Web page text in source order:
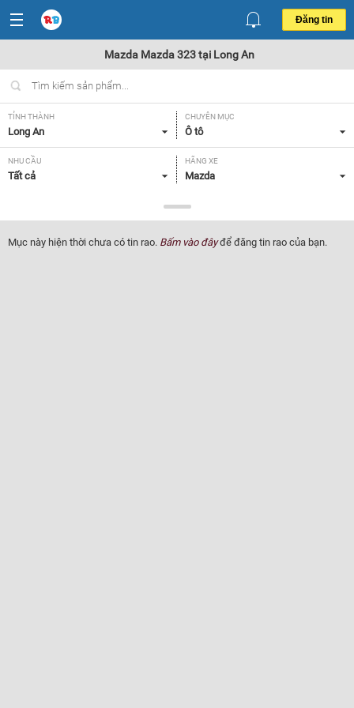
Đăng tin
Mazda Mazda 323 tại Long An
TỈNH THÀNH
Long An
CHUYÊN MỤC
Ô tô
NHU CẦU
Tất cả
HÃNG XE
Mazda
Mazda 323
NĂM SẢN XUẤT
Tất cả
GIÁ XE XUẤT XỨ
Mục này hiện thời chưa có tin rao. Bấm vào đâyđể đăng tin rao của bạn.